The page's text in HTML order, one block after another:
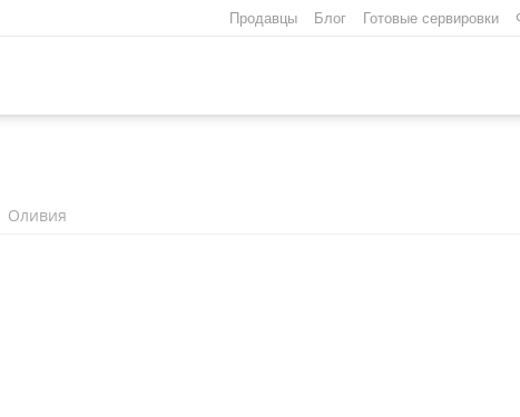
Продавцы Блог Готовые сервировки
Оливия